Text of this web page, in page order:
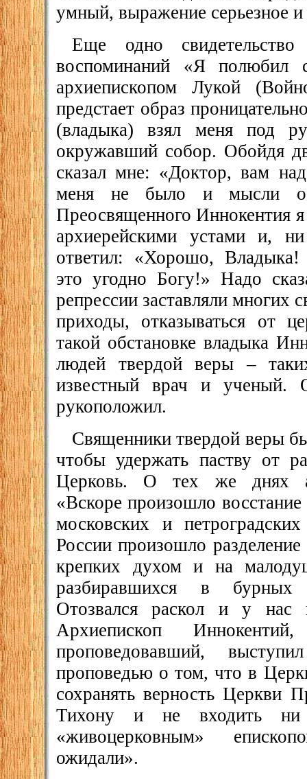
умный, выражение серьезное
Еще одно
воспоминаний «Я полюбил
архиепископом Лукой
предстает образ
(владыка) взял меня под
окружавший собор. Обойдя
сказал мне: «Доктор, вам
меня не было и мысли о
Преосвященного Иннокентия
архиерейскими устами и,
ответил: «Хорошо,
это угодно Богу!» Надо
репрессии заставляли многих
приходы, отказываться от
такой обстановке владыка
людей твердой веры –
известный врач и
рукоположил.
Священники твердой веры
чтобы удержать паству от
Церковь. О тех же днях
«Вскоре произошло
московских и
России произошло
крепких духом и на
разбиравшихся в бурных
Отозвался раскол и у нас
Архиепископ
проповедовавший,
проповедью о том, что в
сохранять верность Церкви
Тихону и не входить
«живоцерковным»
ожидали».